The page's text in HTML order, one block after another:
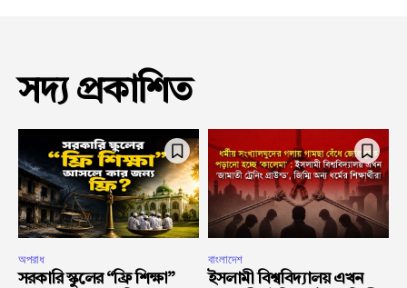
সদ্য প্রকাশিত
অপরাধ
সরকারি স্কুলের “ফ্রি শিক্ষা”
বাংলাদেশ
ইসলামী বিশ্ববিদ্যালয় এখন